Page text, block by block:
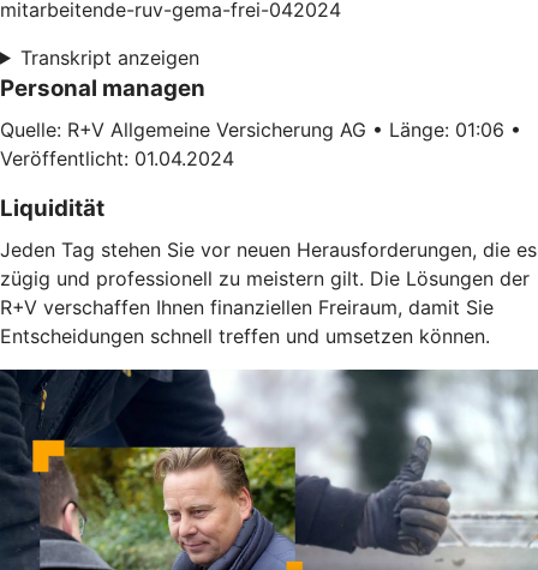
mitarbeitende-ruv-gema-frei-042024
Transkript anzeigen
Personal managen
Quelle: R+V Allgemeine Versicherung AG • Länge: 01:06 •
Veröffentlicht: 01.04.2024
Liquidität
Jeden Tag stehen Sie vor neuen Herausforderungen, die es
zügig und professionell zu meistern gilt. Die Lösungen der
R+V verschaffen Ihnen finanziellen Freiraum, damit Sie
Entscheidungen schnell treffen und umsetzen können.